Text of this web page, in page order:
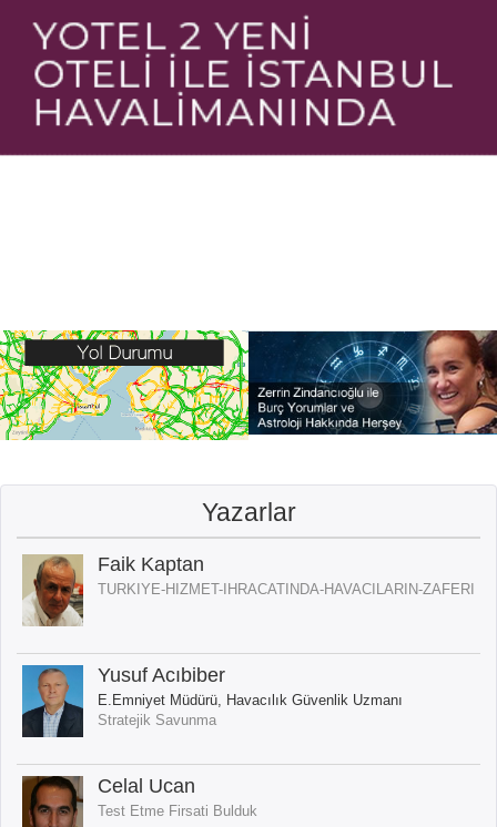
Yazarlar
Faik Kaptan
TURKIYE-HIZMET-IHRACATINDA-HAVACILARIN-ZAFERI
Yusuf Acıbiber
E.Emniyet Müdürü, Havacılık Güvenlik Uzmanı
Stratejik Savunma
Celal Ucan
Test Etme Firsati Bulduk